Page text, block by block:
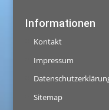
Informationen
Kontakt
Impressum
Sitemap